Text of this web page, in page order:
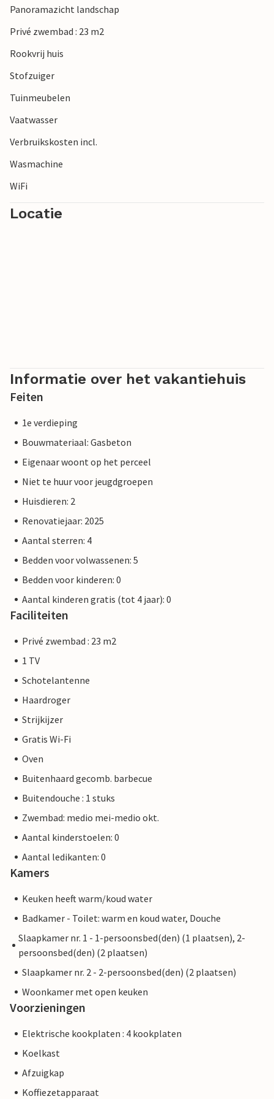
Panoramazicht landschap
Privé zwembad : 23 m2
Rookvrij huis
Stofzuiger
Tuinmeubelen
Vaatwasser
Verbruikskosten incl.
Wasmachine
WiFi
Locatie
Informatie over het vakantiehuis
Feiten
1e verdieping
Bouwmateriaal: Gasbeton
Eigenaar woont op het perceel
Niet te huur voor jeugdgroepen
Huisdieren: 2
Renovatiejaar: 2025
Aantal sterren: 4
Bedden voor volwassenen: 5
Bedden voor kinderen: 0
Aantal kinderen gratis (tot 4 jaar): 0
Faciliteiten
Privé zwembad : 23 m2
1 TV
Schotelantenne
Haardroger
Strijkijzer
Gratis Wi-Fi
Oven
Buitenhaard gecomb. barbecue
Buitendouche : 1 stuks
Zwembad: medio mei-medio okt.
Aantal kinderstoelen: 0
Aantal ledikanten: 0
Kamers
Keuken heeft warm/koud water
Badkamer - Toilet: warm en koud water, Douche
Slaapkamer nr. 1 - 1-persoonsbed(den) (1 plaatsen), 2-
persoonsbed(den) (2 plaatsen)
Slaapkamer nr. 2 - 2-persoonsbed(den) (2 plaatsen)
Woonkamer met open keuken
Voorzieningen
Elektrische kookplaten : 4 kookplaten
Koelkast
Afzuigkap
Koffiezetapparaat